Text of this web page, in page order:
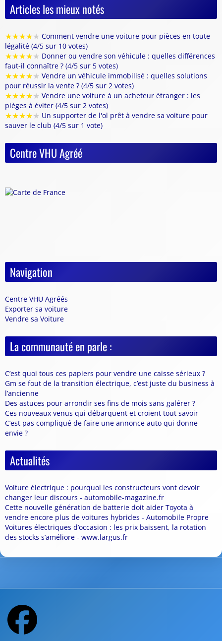
Articles les mieux notés
★★★★★ Comment vendre une voiture pour pièces en toute
légalité (4/5 sur 10 votes)
★★★★★ Donner ou vendre son véhicule : quelles différences
faut-il connaître ? (4/5 sur 5 votes)
★★★★★ Vendre un véhicule immobilisé : quelles solutions
pour réussir la vente ? (4/5 sur 2 votes)
★★★★★ Vendre une voiture à un acheteur étranger : les
pièges à éviter (4/5 sur 2 votes)
★★★★★ Un supporter de l'ol prêt à vendre sa voiture pour
sauver le club (4/5 sur 1 vote)
Centre VHU Agréé
Navigation
Centre VHU Agréés
Exporter sa voiture
Vendre sa Voiture
La communauté en parle :
C’est quoi tous ces papiers pour vendre une caisse sérieux ?
Gm se fout de la transition électrique, c’est juste du business à
l’ancienne
Des astuces pour arrondir ses fins de mois sans galérer ?
Ces nouveaux venus qui débarquent et croient tout savoir
C’est pas compliqué de faire une annonce auto qui donne
envie ?
Actualités
Voiture électrique : pourquoi les constructeurs vont devoir
changer leur discours - automobile-magazine.fr
Cette nouvelle génération de batterie doit aider Toyota à
vendre encore plus de voitures hybrides - Automobile Propre
Voitures électriques d’occasion : les prix baissent, la rotation
des stocks s’améliore - www.largus.fr